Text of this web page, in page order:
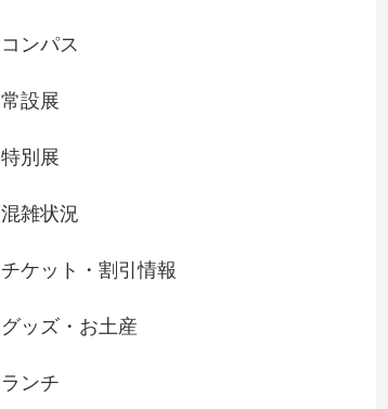
コンパス
常設展
特別展
混雑状況
チケット・割引情報
グッズ・お土産
ランチ